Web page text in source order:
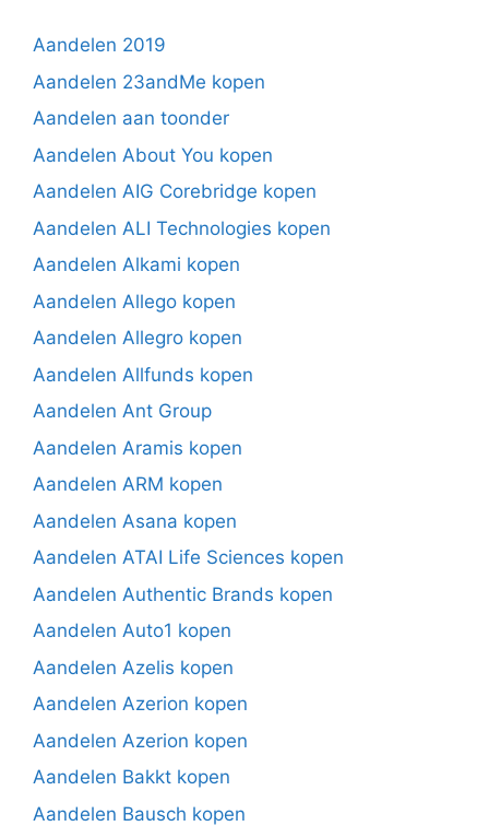
Aandelen 2019
Aandelen 23andMe kopen
Aandelen aan toonder
Aandelen About You kopen
Aandelen AIG Corebridge kopen
Aandelen ALI Technologies kopen
Aandelen Alkami kopen
Aandelen Allego kopen
Aandelen Allegro kopen
Aandelen Allfunds kopen
Aandelen Ant Group
Aandelen Aramis kopen
Aandelen ARM kopen
Aandelen Asana kopen
Aandelen ATAI Life Sciences kopen
Aandelen Authentic Brands kopen
Aandelen Auto1 kopen
Aandelen Azelis kopen
Aandelen Azerion kopen
Aandelen Azerion kopen
Aandelen Bakkt kopen
Aandelen Bausch kopen